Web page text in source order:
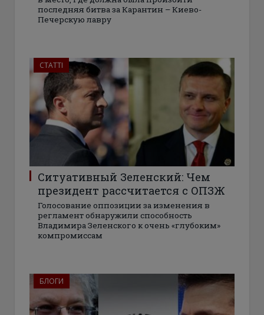
последняя битва за Карантин – Киево-
Печерскую лавру
СТАТТІ
Ситуативный Зеленский: Чем
президент рассчитается с ОПЗЖ
Голосование оппозиции за изменения в
регламент обнаружили способность
Владимира Зеленского к очень «глубоким»
компромиссам
БЛОГИ